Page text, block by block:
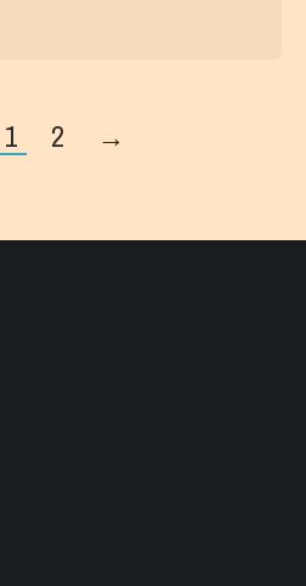
1 2 →